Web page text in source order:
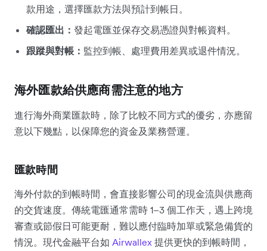
款用途，選擇匯款方法與預計到帳日。
確認匯出： 發起電匯並保存交易憑證與對帳資料。
跟蹤與對帳： 監控到帳、處理費用差異或退件情況。
海外匯款給供應商需注意的地方
進行海外商業匯款時，除了比較不同方式的優劣，亦應留
意以下幾點，以保障您的資金及業務營運。
匯款時間
海外付款的到帳時間，會直接影響公司的現金流與供應商
的交貨速度。傳統電匯通常需時 1–3 個工作天，遇上跨境
審查或節假日可能更耐，難以應付臨時加單或緊急備貨的
情況。現代金融平台如 Airwallex 提供更快的到帳時間，